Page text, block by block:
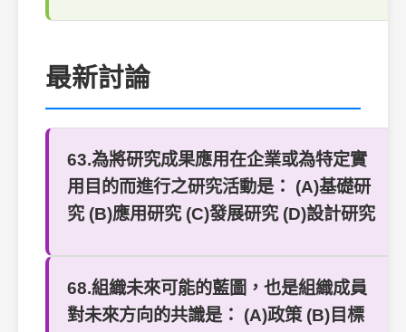
最新討論
63.為將研究成果應用在企業或為特定實
用目的而進行之研究活動是： (A)基礎研
究 (B)應用研究 (C)發展研究 (D)設計研究
68.組織未來可能的藍圖，也是組織成員
對未來方向的共識是： (A)政策 (B)目標